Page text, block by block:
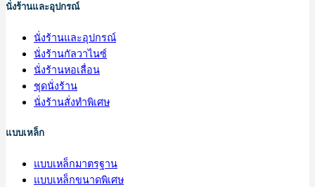
นั่งร้านและอุปกรณ์
นั่งร้านและอุปกรณ์
นั่งร้านกัลวาไนซ์
นั่งร้านหอเลื่อน
ชุดนั่งร้าน
นั่งร้านสั่งทำพิเศษ
แบบเหล็ก
แบบเหล็กมาตรฐาน
แบบเหล็กขนาดพิเศษ